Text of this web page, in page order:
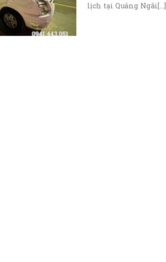
lịch tại Quảng Ngãi[...]